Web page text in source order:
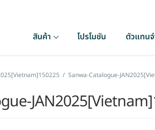
สินค้า โปรโมชัน ตัวแทน
/ Sanwa-Catalogue-